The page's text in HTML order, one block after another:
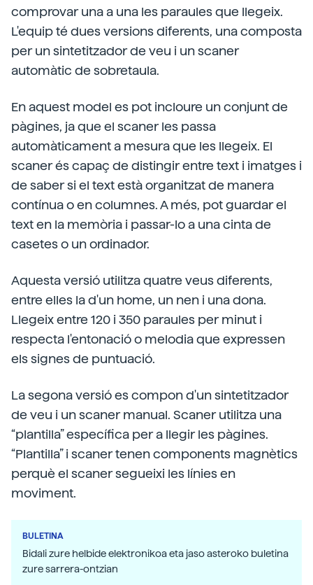
comprovar una a una les paraules que llegeix.
L'equip té dues versions diferents, una composta
per un sintetitzador de veu i un scaner
automàtic de sobretaula.
En aquest model es pot incloure un conjunt de
pàgines, ja que el scaner les passa
automàticament a mesura que les llegeix. El
scaner és capaç de distingir entre text i imatges i
de saber si el text està organitzat de manera
contínua o en columnes. A més, pot guardar el
text en la memòria i passar-lo a una cinta de
casetes o un ordinador.
Aquesta versió utilitza quatre veus diferents,
entre elles la d'un home, un nen i una dona.
Llegeix entre 120 i 350 paraules per minut i
respecta l'entonació o melodia que expressen
els signes de puntuació.
La segona versió es compon d'un sintetitzador
de veu i un scaner manual. Scaner utilitza una
“plantilla” específica per a llegir les pàgines.
“Plantilla” i scaner tenen components magnètics
perquè el scaner segueixi les línies en
moviment.
BULETINA
Bidali zure helbide elektronikoa eta jaso asteroko buletina
zure sarrera-ontzian